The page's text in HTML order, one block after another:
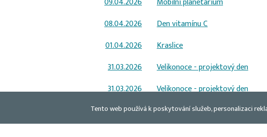
08.04.2026
Den vitamínu C
01.04.2026
Kraslice
31.03.2026
Velikonoce - projektový den
31.03.2026
Velikonoce - projektový den
26.03.2026
„Planetárium do škol“
Tento web používá k poskytování služeb, personalizaci